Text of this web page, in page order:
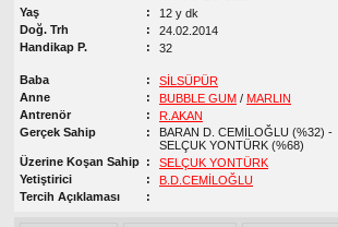
Yaş
12 y dk
Doğ. Trh
24.02.2014
Handikap P.
32
Baba
SİLSÜPÜR
Anne
BUBBLE GUM / MARLIN
Antrenör
R.AKAN
Gerçek Sahip
BARAN D. CEMİLOĞLU (%32) -
SELÇUK YONTÜRK (%68)
Üzerine Koşan Sahip
SELÇUK YONTÜRK
Yetiştirici
B.D.CEMİLOĞLU
Tercih Açıklaması